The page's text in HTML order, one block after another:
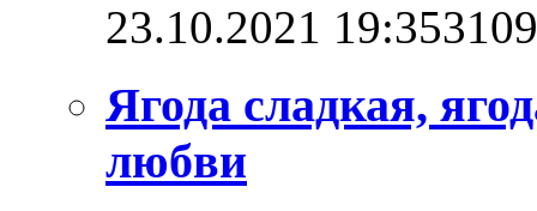
23.10.2021 19:35
Ягода сладкая,
любви